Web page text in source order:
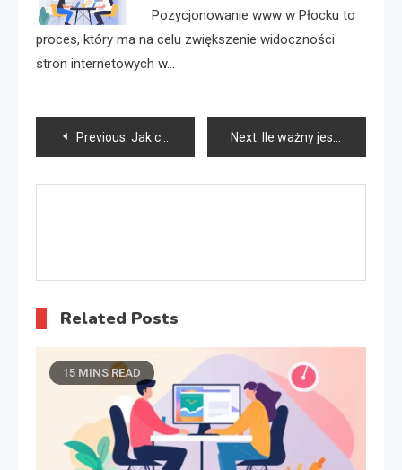
Pozycjonowanie www w Płocku to
proces, który ma na celu zwiększenie widoczności
stron internetowych w…
Nawigacja
wpisu
Previous: Jak czyścić dywany i wykładziny? Next: Ile ważny jest patent?
Related Posts
15 MINS READ